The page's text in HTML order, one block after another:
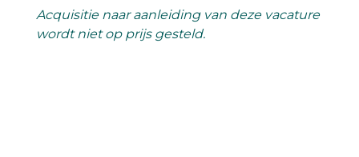
Acquisitie naar aanleiding van deze vacature
wordt niet op prijs gesteld.